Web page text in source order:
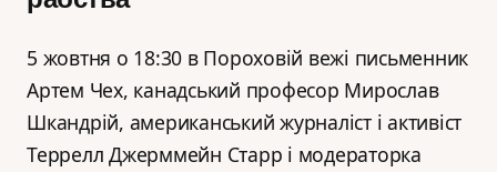
5 жовтня о 18:30 в Пороховій вежі письменник
Артем Чех, канадський професор Мирослав
Шкандрій, американський журналіст і активіст
Террелл Джерммейн Старр і модераторка